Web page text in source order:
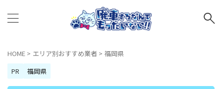
HOME > エリア別おすすめ業者 > 福岡県
PR
福岡県